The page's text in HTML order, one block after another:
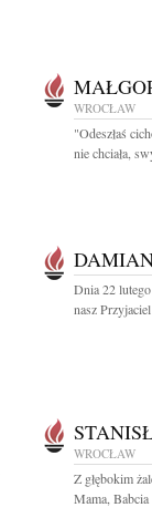
WROCŁAW
"Odeszłaś
nie chciała,
Dnia 22
nasz
WROCŁAW
Z głębokim
Mama,